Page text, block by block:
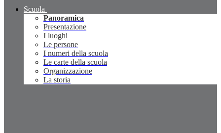
Scuola
Panoramica
Presentazione
I luoghi
Le persone
I numeri della scuola
Le carte della scuola
Organizzazione
La storia